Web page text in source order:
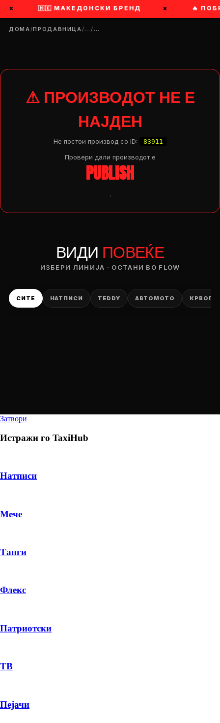
× 🇲🇰 МАКЕДОНСКИ БРЕНД × 🔥
ДОМА/ПРОДАВНИЦА/…/…
⚠ ПРОИЗВОДОТ НЕ Е
НАЈДЕН
Не постои производ со ID: 83911
Провери дали производот e
PUBLISH
.
ВИДИ ПОВЕЌЕ
ИЗБЕРИ ЛИНИЈА · ОСТАНИ ВО FLOW
СИТЕ НАТПИСИ TEDDY АВТОМОТО
PRODUCT
ПЛАТИ ПРИ ДОСТАВА ВО КЕШ
Затвори
Истражи го TaxiHub
Натписи
Мече
Танги
Флекс
Патриотски
ТВ
Пејачи